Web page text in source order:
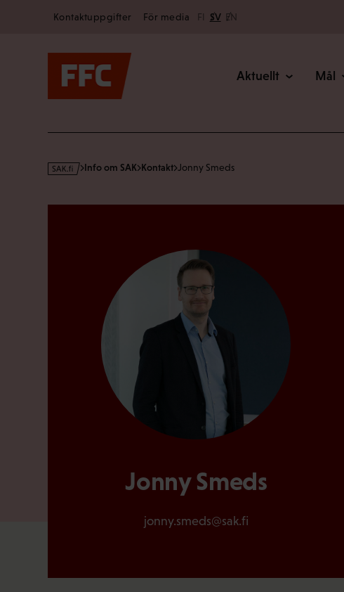
Secondary
Kontaktuppgifter För media FI SV EN
Aktuellt Mål
s
Info om SAK Kontakt Jonny Smeds
Jonny Smeds
jonny.smeds@sak.fi